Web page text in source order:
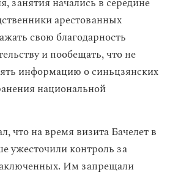
арестованных
свою благодарность
и пообещать, что не
информацию о синьцзянских
национальной
что на время визита Бачелет в
ужесточили контроль за
Им запрещали